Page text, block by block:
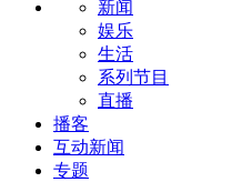
新闻
娱乐
生活
系列节目
直播
播客
互动新闻
专题